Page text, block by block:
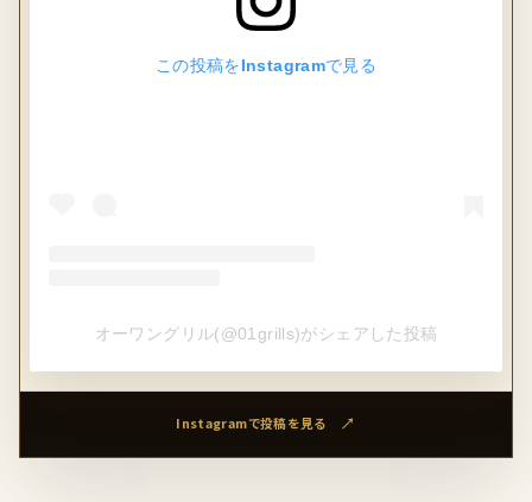
この投稿をInstagramで見る
オーワングリル(@01grills)がシェアした投稿
Instagramで投稿を見る